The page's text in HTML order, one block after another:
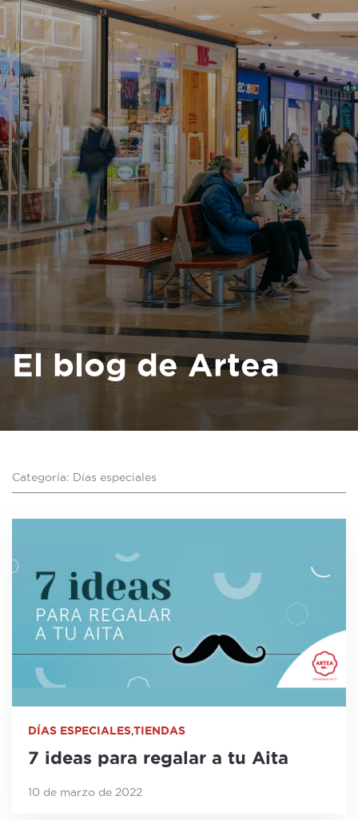
El blog de Artea
Categoría: Días especiales
DÍAS ESPECIALES,TIENDAS
7 ideas para regalar a tu Aita
10 de marzo de 2022